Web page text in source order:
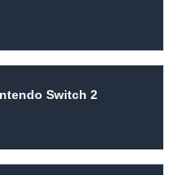
Switch 2